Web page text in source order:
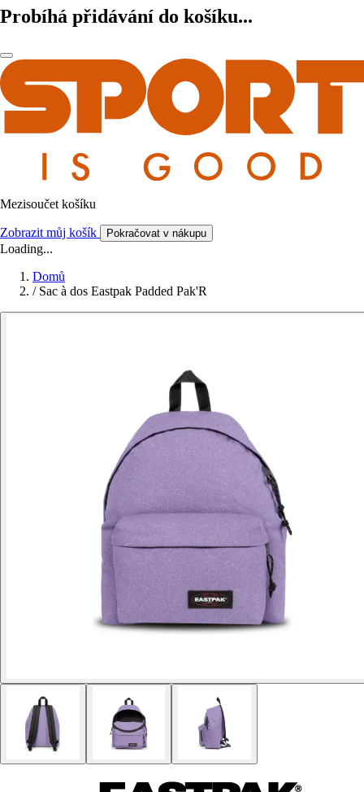
Probíhá přidávání do košíku...
Mezisoučet košíku
Zobrazit můj košík Pokračovat v nákupu
Loading...
Domů
/ Sac à dos Eastpak Padded Pak'R